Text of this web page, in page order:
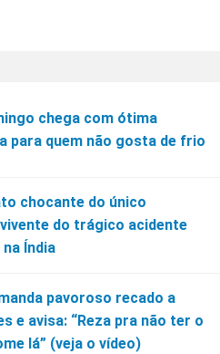
chega com ótima
para quem não gosta de frio
chocante do único
do trágico acidente
Índia
pavoroso recado a
e avisa: “Reza pra não ter o
lá” (veja o vídeo)